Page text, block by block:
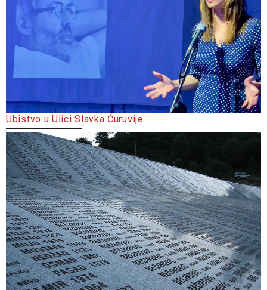
Ubistvo u Ulici Slavka Ćuruvije